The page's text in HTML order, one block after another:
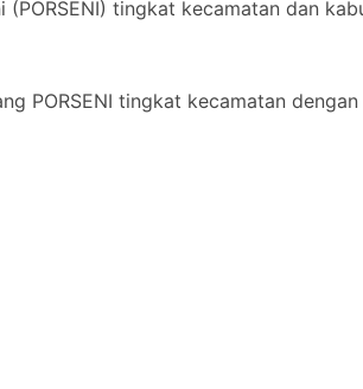
tingkat kecamatan dan
PORSENI tingkat kecamatan